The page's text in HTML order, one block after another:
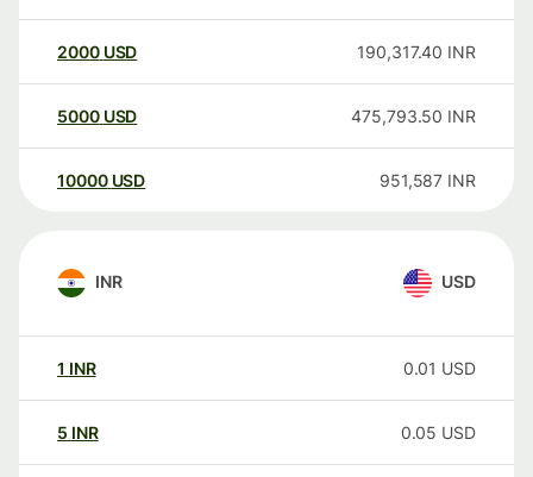
2000 USD 190,317.40 INR
5000 USD 475,793.50 INR
10000 USD 951,587 INR
INR USD
1 INR 0.01 USD
5 INR 0.05 USD